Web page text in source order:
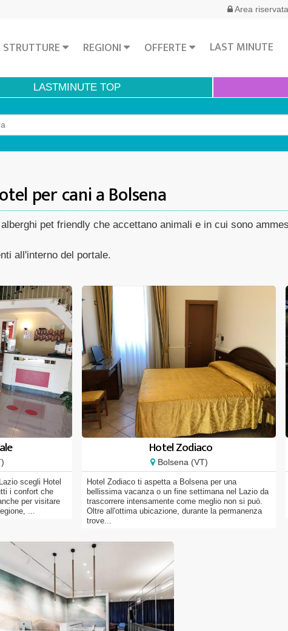
Area riservata
STRUTTURE REGIONI OFFERTE LAST MINUTE
LASTMINUTE TOP
per cani a Bolsena
pet friendly che accettano animali e in cui sono
all'interno del portale.
scegli Hotel
i confort che
per visitare
...
Hotel Zodiaco
Bolsena (VT)
Hotel Zodiaco ti aspetta a Bolsena per una
bellissima vacanza o un fine settimana nel Lazio da
trascorrere intensamente come meglio non si può.
Oltre all'ottima ubicazione, durante la permanenza
trove...